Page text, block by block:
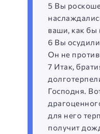
5 Вы
ваши, как бы
6 Вы
Он не
7 Итак,
Господня.
для него
получит